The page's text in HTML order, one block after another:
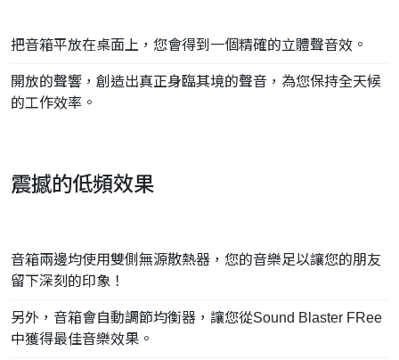
把音箱平放在桌面上，您會得到一個精確的立體聲音效。
開放的聲響，創造出真正身臨其境的聲音，為您保持全天候
的工作效率。
震撼的低頻效果
音箱兩邊均使用雙側無源散熱器，您的音樂足以讓您的朋友
留下深刻的印象！
另外，音箱會自動調節均衡器，讓您從Sound Blaster FRee
中獲得最佳音樂效果。